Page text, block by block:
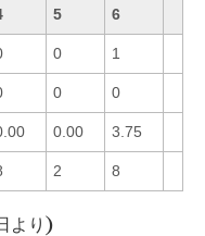
5 6
0 1
0 0
0.00 3.75
2 8
より)